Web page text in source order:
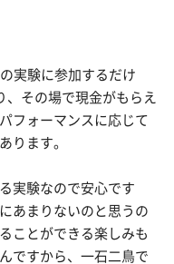
実験に参加するだけ
、その場で現金がもらえ
フォーマンスに応じて
ります。
実験なので安心です
あまりないのと思うの
ことができる楽しみも
ですから、一石二鳥で